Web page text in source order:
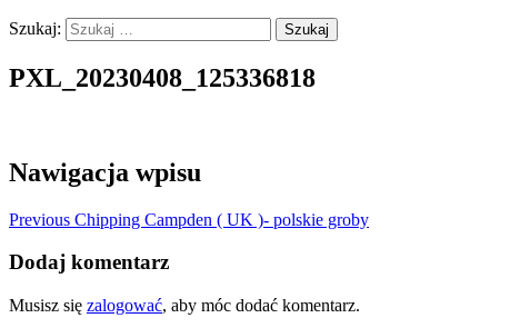
Szukaj:
PXL_20230408_125336818
Nawigacja wpisu
Previous Chipping Campden ( UK )- polskie groby
Dodaj komentarz
Musisz się zalogować, aby móc dodać komentarz.